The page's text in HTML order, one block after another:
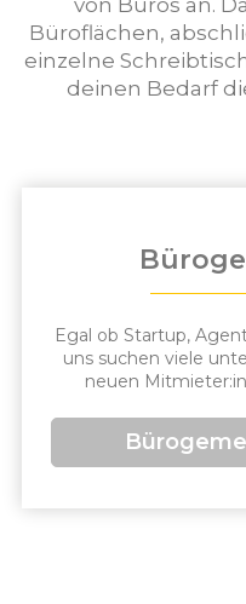
von Büros an.
Büroflächen,
einzelne
deinen Bedarf
Egal ob Startup,
uns suchen viele
neuen